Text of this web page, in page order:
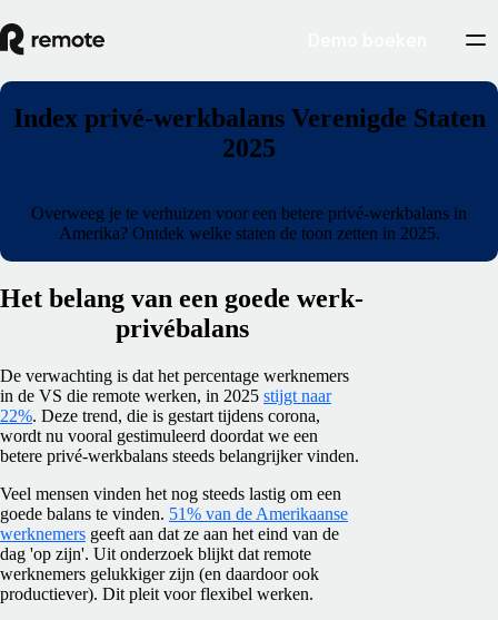
Index privé-werkbalans Verenigde Staten
2025
Overweeg je te verhuizen voor een betere privé-werkbalans in
Amerika? Ontdek welke staten de toon zetten in 2025.
Het belang van een goede werk-
privébalans
De verwachting is dat het percentage werknemers
in de VS die remote werken, in 2025 stijgt naar
22%. Deze trend, die is gestart tijdens corona,
wordt nu vooral gestimuleerd doordat we een
betere privé-werkbalans steeds belangrijker vinden.
Veel mensen vinden het nog steeds lastig om een
goede balans te vinden. 51% van de Amerikaanse
werknemers geeft aan dat ze aan het eind van de
dag 'op zijn'. Uit onderzoek blijkt dat remote
werknemers gelukkiger zijn (en daardoor ook
productiever). Dit pleit voor flexibel werken.